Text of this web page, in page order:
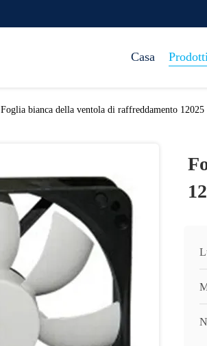
Casa
Foglia bianca della ventola di raffreddamento